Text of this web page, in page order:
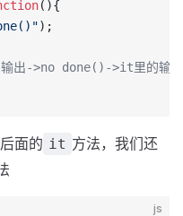
(){
);
出->no done()->it里的输
面的 it 方法，我们还
js